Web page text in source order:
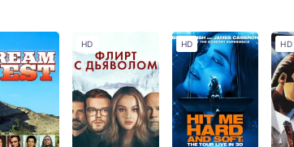
HD HD HD